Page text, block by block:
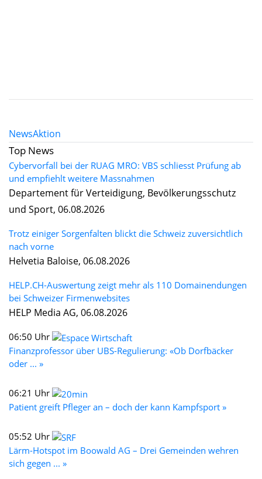
NewsAktion
Top News
Cybervorfall bei der RUAG MRO: VBS schliesst Prüfung ab
und empfiehlt weitere Massnahmen
Departement für Verteidigung, Bevölkerungsschutz
und Sport, 06.08.2026
Trotz einiger Sorgenfalten blickt die Schweiz zuversichtlich
nach vorne
Helvetia Baloise, 06.08.2026
HELP.CH-Auswertung zeigt mehr als 110 Domainendungen
bei Schweizer Firmenwebsites
HELP Media AG, 06.08.2026
06:50 Uhr
Finanzprofessor über UBS-Regulierung: «Ob Dorfbäcker
oder ... »
06:21 Uhr
Patient greift Pfleger an – doch der kann Kampfsport »
05:52 Uhr
Lärm-Hotspot im Boowald AG – Drei Gemeinden wehren
sich gegen ... »